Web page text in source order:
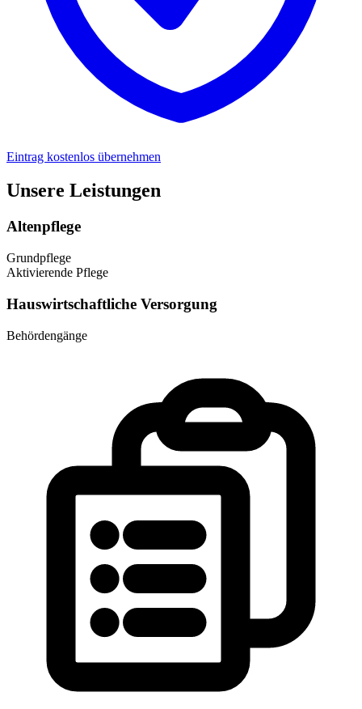
Eintrag kostenlos übernehmen
Unsere Leistungen
Altenpflege
Grundpflege
Aktivierende Pflege
Hauswirtschaftliche Versorgung
Behördengänge